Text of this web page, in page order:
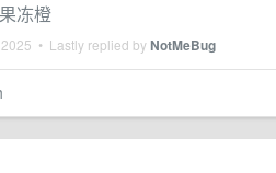
冻橙
• Lastly replied byNotMeBug